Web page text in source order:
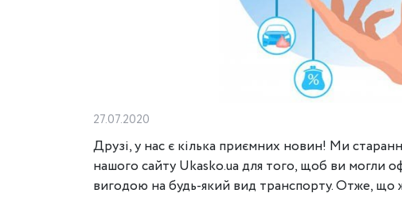
27.07.2020
Друзі, у нас є кілька приємних новин! Ми
нашого сайту Ukasko.ua для того, щоб ви могли
вигодою на будь-який вид транспорту. Отже, що